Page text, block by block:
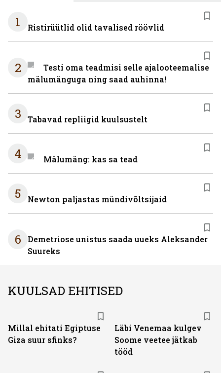
1 Ristirüütlid olid tavalised röövlid
2
Testi oma teadmisi selle ajalooteemalise
mälumänguga ning saad auhinna!
3 Tabavad repliigid kuulsustelt
4 Mälumäng: kas sa tead
5 Newton paljastas mündivõltsijaid
6
Demetriose unistus saada uueks Aleksander
Suureks
KUULSAD EHITISED
Millal ehitati Egiptuse
Giza suur sfinks?
Läbi Venemaa kulgev
Soome veetee jätkab
tööd